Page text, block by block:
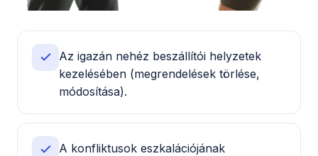
Az igazán nehéz beszállítói helyzetek
kezelésében (megrendelések törlése,
módosítása).
A konfliktusok eszkalációjának